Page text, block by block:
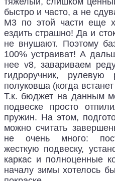
быстро и часто, а не
М3 по этой части еще
ездить страшно! Да и
не внушают. Поэтому
100% устраиват! А
нее v8, завариваем
гидроручник,
полуковша (когда
Т.к. бюджет на данным
подвеске просто
пружин. На этом,
можно считать
не очень много:
жесткую подвеску,
каркас и полноценные
началу зимы хотелось